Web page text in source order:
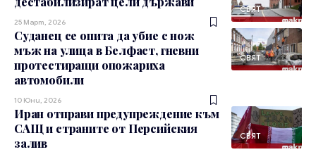
СВЯТ
25 Март, 2026
СВЯТ
Суданец се опита да убие с нож
мъж на улица в Белфаст, гневни
протестиращи опожариха
автомобили
10 Юни, 2026
СВЯТ
Иран отправи предупреждение към
САЩ и страните от Персийския
залив